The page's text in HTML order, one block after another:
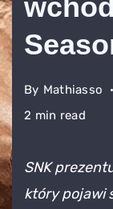
By Mathiasso
2 min read
SNK
który pojawi